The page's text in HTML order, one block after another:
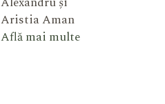
Aristia Aman
Află mai multe